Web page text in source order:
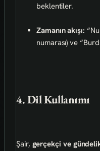
beklentiler.
Zamanın akışı:
numarası) ve
4. Dil Kullanımı
Şair, gerçekçi ve